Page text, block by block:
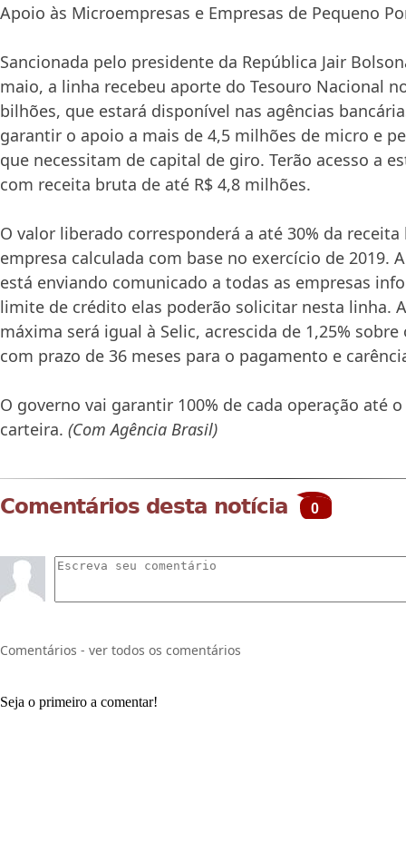
Apoio às Microempresas e Empresas de Pequeno
Sancionada pelo presidente da República Jair
maio, a linha recebeu aporte do Tesouro Nacional
bilhões, que estará disponível nas agências
garantir o apoio a mais de 4,5 milhões de micro e
que necessitam de capital de giro. Terão acesso a
com receita bruta de até R$ 4,8 milhões.
O valor liberado corresponderá a até 30% da
empresa calculada com base no exercício de 2019.
está enviando comunicado a todas as empresas
limite de crédito elas poderão solicitar nesta linha.
máxima será igual à Selic, acrescida de 1,25%
com prazo de 36 meses para o pagamento e
O governo vai garantir 100% de cada operação até
carteira. (Com Agência Brasil)
Comentários desta notícia 0
Comentários - ver todos os comentários
Seja o primeiro a comentar!